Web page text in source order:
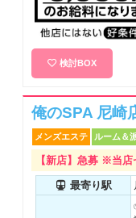
検討BOX
俺のSPA 尼崎
メンズエステ ルーム＆
【新店】急募 ※当
最寄り駅